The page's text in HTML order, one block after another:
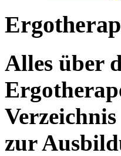
Alles über
zur